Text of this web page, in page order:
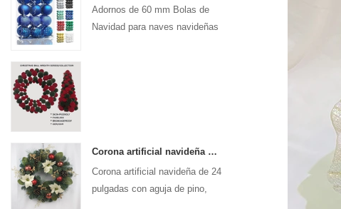
Adornos de 60 mm Bolas de
Navidad para naves navideñas
Corona artificial navideña Senmasine de 24 pulgadas con aguja de pino, piña, flor de pascua, bola roja, rama de bayas doradas
Corona artificial navideña de 24
pulgadas con aguja de pino,